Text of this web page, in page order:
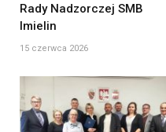
Rady Nadzorczej SMB
Imielin
15 czerwca 2026